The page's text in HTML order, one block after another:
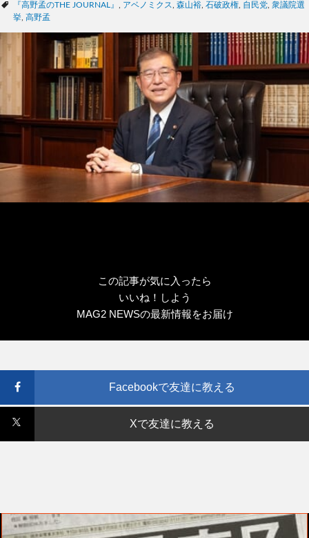
ゴ
ー
タ
グ
『高野孟のTHE JOURNAL』 アベノミクス 森山裕 石破政権 自民党 衆議院選
挙 高野孟
この記事が気に入ったら
いいね！しよう
MAG2 NEWSの最新情報をお届け
Facebookで友達に教える
Xで友達に教える